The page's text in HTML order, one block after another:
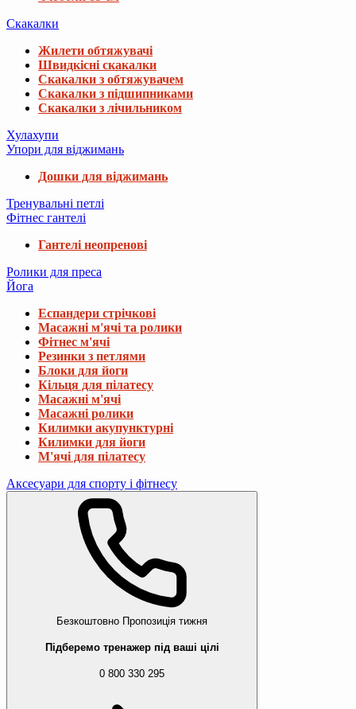
Скакалки
Жилети обтяжувачі
Швидкісні скакалки
Скакалки з обтяжувачем
Скакалки з підшипниками
Скакалки з лічильником
Хулахупи
Упори для віджимань
Дошки для віджимань
Тренувальні петлі
Фітнес гантелі
Гантелі неопренові
Ролики для преса
Йога
Еспандери стрічкові
Масажні м'ячі та ролики
Фітнес м'ячі
Резинки з петлями
Блоки для йоги
Кільця для пілатесу
Масажні м'ячі
Масажні ролики
Килимки акупунктурні
Килимки для йоги
М'ячі для пілатесу
Аксесуари для спорту і фітнесу
Безкоштовно Пропозиція тижня
Підберемо тренажер під ваші цілі
0 800 330 295